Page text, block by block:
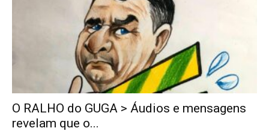
O RALHO do GUGA > Áudios e mensagens
revelam que o...